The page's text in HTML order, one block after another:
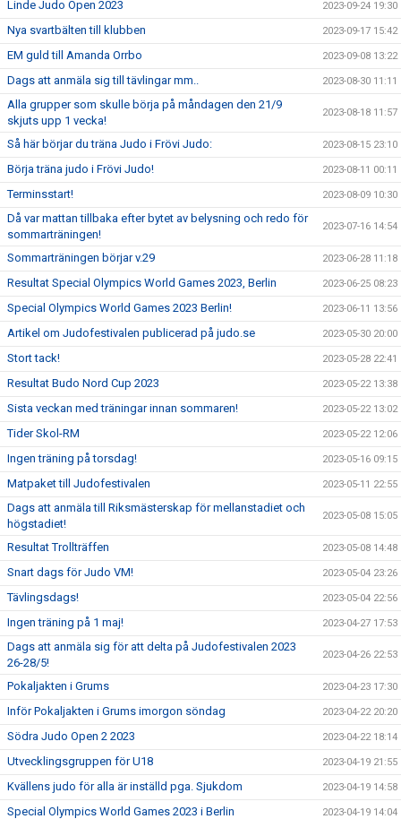
Linde Judo Open 2023 2023-09-24 19:30
Nya svartbälten till klubben 2023-09-17 15:42
EM guld till Amanda Orrbo 2023-09-08 13:22
Dags att anmäla sig till tävlingar mm.. 2023-08-30 11:11
Alla grupper som skulle börja på måndagen den 21/9
skjuts upp 1 vecka!
2023-08-18 11:57
Så här börjar du träna Judo i Frövi Judo: 2023-08-15 23:10
Börja träna judo i Frövi Judo! 2023-08-11 00:11
Terminsstart! 2023-08-09 10:30
Då var mattan tillbaka efter bytet av belysning och redo för
sommarträningen!
2023-07-16 14:54
Sommarträningen börjar v.29 2023-06-28 11:18
Resultat Special Olympics World Games 2023, Berlin 2023-06-25 08:23
Special Olympics World Games 2023 Berlin! 2023-06-11 13:56
Artikel om Judofestivalen publicerad på judo.se 2023-05-30 20:00
Stort tack! 2023-05-28 22:41
Resultat Budo Nord Cup 2023 2023-05-22 13:38
Sista veckan med träningar innan sommaren! 2023-05-22 13:02
Tider Skol-RM 2023-05-22 12:06
Ingen träning på torsdag! 2023-05-16 09:15
Matpaket till Judofestivalen 2023-05-11 22:55
Dags att anmäla till Riksmästerskap för mellanstadiet och
högstadiet!
2023-05-08 15:05
Resultat Trollträffen 2023-05-08 14:48
Snart dags för Judo VM! 2023-05-04 23:26
Tävlingsdags! 2023-05-04 22:56
Ingen träning på 1 maj! 2023-04-27 17:53
Dags att anmäla sig för att delta på Judofestivalen 2023
26-28/5!
2023-04-26 22:53
Pokaljakten i Grums 2023-04-23 17:30
Inför Pokaljakten i Grums imorgon söndag 2023-04-22 20:20
Södra Judo Open 2 2023 2023-04-22 18:14
Utvecklingsgruppen för U18 2023-04-19 21:55
Kvällens judo för alla är inställd pga. Sjukdom 2023-04-19 14:58
Special Olympics World Games 2023 i Berlin 2023-04-19 14:04